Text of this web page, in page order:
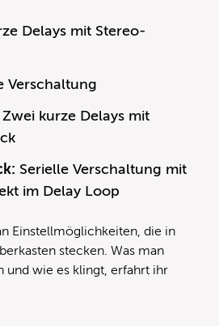
Delays mit Stereo-
Verschaltung
Zwei kurze Delays mit
Serielle Verschaltung mit
im Delay Loop
Einstellmöglichkeiten, die in
stecken. Was man
und wie es klingt, erfahrt ihr